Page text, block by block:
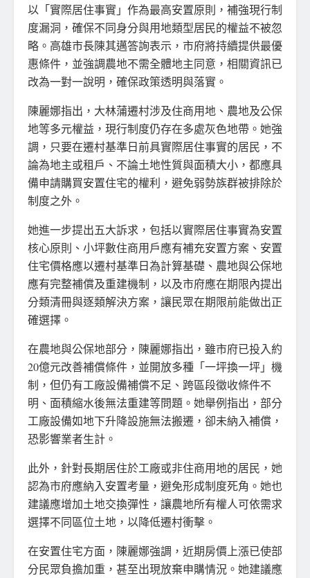
以「實際居住事實」作為最高安置原則，補強現行制
度漏洞，確保不同身分與用地類型居民的權益不被忽
略。高雄市長陳其邁答詢表示，市府將持續提供最優
惠條件，並強調農地不需全體地主同意，相關資訊已
改為一對一說明，確保政策透明與落實。
陳麗娜指出，大林蒲遷村涉及住商用地、農地及公保
地等多元權益，現行制度仍存在多處灰色地帶。她強
調，只要在遷村基準日前具實際居住事實的居民，不
論為地主或租戶、不論土地性質與面積大小，都應具
備申請購買安置住宅的權利，避免弱勢族群被排除於
制度之外。
她進一步提出五大訴求，包括以實際居住事實為安置
核心原則、小坪數住商用戶應有補充安置方案、安置
住宅價格應以遷村基準日為計算基礎、農地與公保地
應有完整補償及重建機制，以及市府應在期限內提出
分類清冊與逐類解決方案，讓民眾在期限前能做出正
確選擇。
在農地與公保地部分，陳麗娜指出，雖市府已投入約
20億元改善補償條件，並開放多種「一坪換一坪」機
制，但仍有工廠設備補償不足、跨區段徵收條件不
明、面積縮水後無法重建等問題。她舉例指出，部分
工廠設備如地下升降設施無法搬遷，卻未納入補償，
恐影響業者生計。
此外，針對長期居住於工廠或非住商用地的居民，她
認為市府應納入安置考量，避免形成制度死角。她也
建議應增加土地交換彈性，讓農地所有權人可依需求
選擇不同區位土地，以降低遷村衝擊。
在安置住宅方面，陳麗娜強調，近期房價上漲已使部
分民眾負擔加重，甚至出現放棄申購情況。她建議應